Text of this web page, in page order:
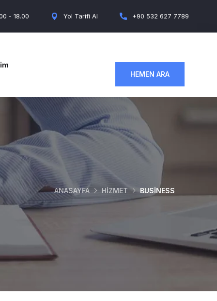
- 18.00 Yol Tarifi Al +90 532 627 7789
HEMEN ARA
ANASAYFA HIZMET BUSINESS